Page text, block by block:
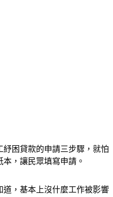
困貸款的申請三步驟，就怕
，讓民眾填寫申請。
道，基本上沒什麼工作被影響